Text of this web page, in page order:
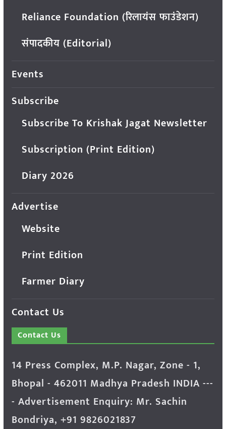
Reliance Foundation (रिलायंस फाउंडेशन)
संपादकीय (Editorial)
Events
Subscribe
Subscribe To Krishak Jagat Newsletter
Subscription (Print Edition)
Diary 2026
Advertise
Website
Print Edition
Farmer Diary
Contact Us
Contact Us
14 Press Complex, M.P. Nagar, Zone - 1,
Bhopal - 462011 Madhya Pradesh INDIA ---
- Advertisement Enquiry: Mr. Sachin
Bondriya, +91 9826021837